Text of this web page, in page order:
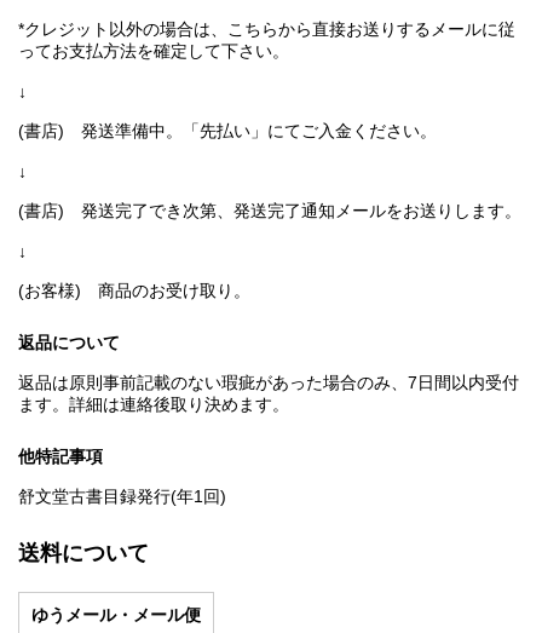
*クレジット以外の場合は、こちらから直接お送りするメールに従
ってお支払方法を確定して下さい。
↓
(書店) 発送準備中。「先払い」にてご入金ください。
↓
(書店) 発送完了でき次第、発送完了通知メールをお送りします。
↓
(お客様) 商品のお受け取り。
返品について
返品は原則事前記載のない瑕疵があった場合のみ、7日間以内受付
ます。詳細は連絡後取り決めます。
他特記事項
舒文堂古書目録発行(年1回)
送料について
ゆうメール・メール便